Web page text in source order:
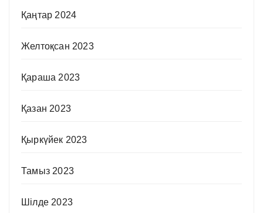
Қаңтар 2024
Желтоқсан 2023
Қараша 2023
Қазан 2023
Қыркүйек 2023
Тамыз 2023
Шілде 2023